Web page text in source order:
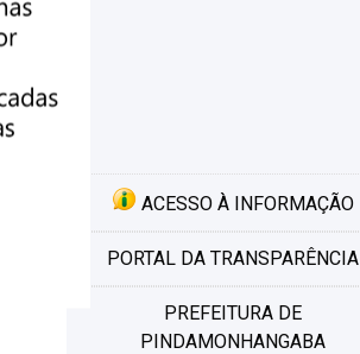
ACESSO À INFORMAÇÃO
PORTAL DA TRANSPARÊNCIA
PREFEITURA DE
PINDAMONHANGABA